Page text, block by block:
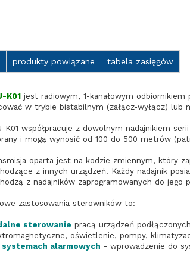
produkty powiązane tabela zasięgów
K01 jest radiowym, 1-kanałowym
w trybie bistabilnym (załącz-wyłącz) lub
K01 współpracuje z dowolnym nadajnikiem
i mogą wynosić od 100 do 500 metrów
oparta jest na kodzie zmiennym, który
z innych urządzeń. Każdy nadajnik
z nadajników zaprogramowanych do jego
zastosowania sterowników to:
sterowanie pracą urządzeń
oświetlenie, pompy,
systemach alarmowych - wprowadzenie do